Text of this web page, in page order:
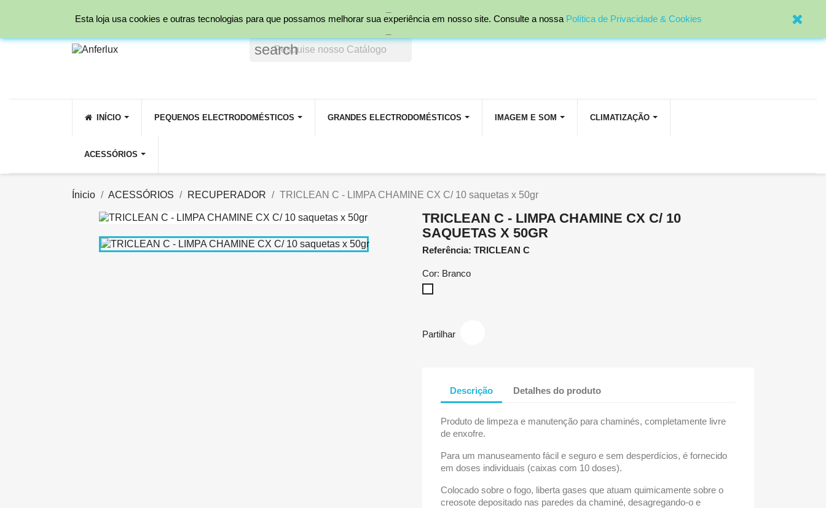
Ligue para nós:231 209 800 ( Rede fixa Nacional)
search
INÍCIO PEQUENOS ELECTRODOMÉSTICOS GRANDES ELECTRODOMÉSTICOS IMAGEM E SOM CLIMATIZAÇÃO
ACESSÓRIOS
Ínicio ACESSÓRIOS RECUPERADOR TRICLEAN C - LIMPA CHAMINE CX C/ 10 saquetas x 50gr
TRICLEAN C - LIMPA CHAMINE CX C/ 10
SAQUETAS X 50GR
Referência: TRICLEAN C
Cor: Branco
Partilhar
Descrição Detalhes do produto
Produto de limpeza e manutenção para chaminés, completamente livre
de enxofre.
Para um manuseamento fácil e seguro e sem desperdícios, é fornecido
em doses individuais (caixas com 10 doses).
Colocado sobre o fogo, liberta gases que atuam quimicamente sobre o
creosote depositado nas paredes da chaminé, desagregando-o e
Esta loja usa cookies e outras tecnologias para que possamos melhorar sua experiência em nosso site. Consulte a nossa Política de Privacidade & Cookies